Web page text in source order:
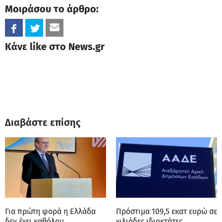
Μοιράσου το άρθρο:
Κάνε like στο News.gr
Διαβάστε επίσης
Για πρώτη φορά η Ελλάδα
Πρόστιμα 109,5 εκατ ευρώ σε